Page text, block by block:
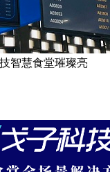
智慧食堂璀璨亮